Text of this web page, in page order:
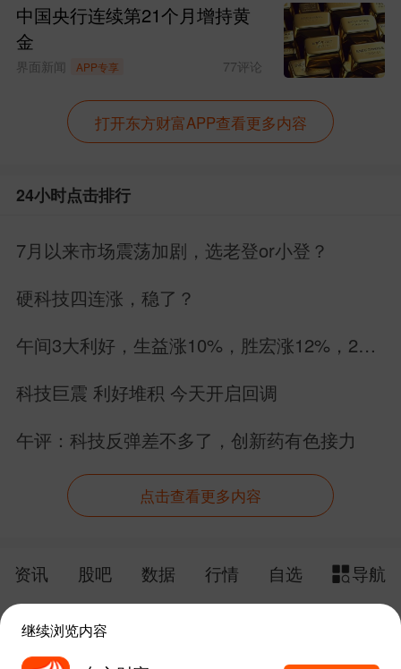
中国央行连续第21个月增持黄
金
界面新闻 APP专享 77评论
打开东方财富APP查看更多内容
24小时点击排行
7月以来市场震荡加剧，选老登or小登？
硬科技四连涨，稳了？
午间3大利好，生益涨10%，胜宏涨12%，26
科技巨震 利好堆积 今天开启回调
午评：科技反弹差不多了，创新药有色接力
点击查看更多内容
资讯 股吧 数据 行情 自选
导航
继续浏览内容